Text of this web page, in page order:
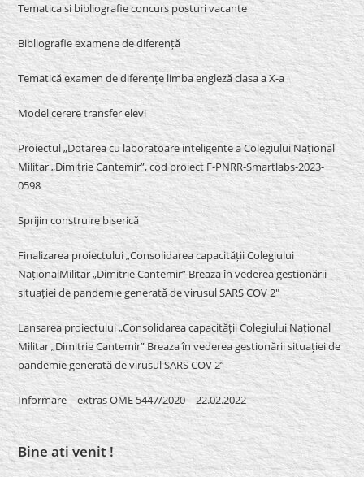
Tematica si bibliografie concurs posturi vacante
Bibliografie examene de diferență
Tematică examen de diferențe limba engleză clasa a X-a
Model cerere transfer elevi
Proiectul „Dotarea cu laboratoare inteligente a Colegiului Național
Militar „Dimitrie Cantemir”, cod proiect F-PNRR-Smartlabs-2023-
0598
Sprijin construire biserică
Finalizarea proiectului „Consolidarea capacității Colegiului
NaționalMilitar „Dimitrie Cantemir” Breaza în vederea gestionării
situației de pandemie generată de virusul SARS COV 2″
Lansarea proiectului „Consolidarea capacității Colegiului Național
Militar „Dimitrie Cantemir” Breaza în vederea gestionării situației de
pandemie generată de virusul SARS COV 2”
Informare – extras OME 5447/2020 – 22.02.2022
Bine ati venit !